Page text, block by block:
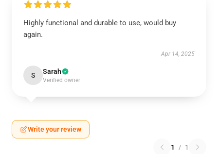
Highly functional and durable to use, would buy
again.
Apr 14, 2025
S Sarah
Verified owner
Write your review
1 / 1